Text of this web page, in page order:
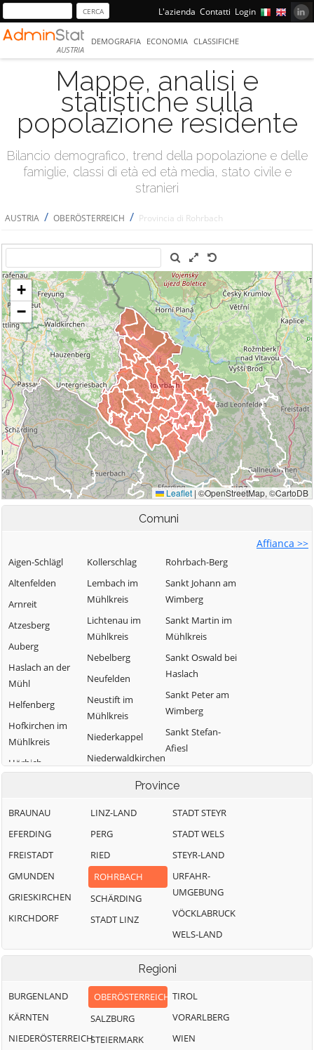
L'azienda Contatti Login
AUSTRIA
DEMOGRAFIA ECONOMIA CLASSIFICHE
Mappe, analisi e
statistiche sulla
popolazione residente
Bilancio demografico, trend della popolazione e delle
famiglie, classi di età ed età media, stato civile e
stranieri
AUSTRIA / OBERÖSTERREICH / Provincia di Rohrbach
Comuni
Affianca >>
Aigen-Schlägl
Altenfelden
Arnreit
Atzesberg
Auberg
Haslach an der
Mühl
Helfenberg
Hofkirchen im
Mühlkreis
Hörbich
Hochficht
Kleinzell im
Mühlkreis
Kollerschlag
Lembach im
Mühlkreis
Lichtenau im
Mühlkreis
Nebelberg
Neufelden
Neustift im
Mühlkreis
Niederkappel
Niederwaldkirchen
Oberkappel
Mühlviertel
Pfarrkirchen im
Mühlkreis
Putzleinsdorf
Rohrbach-Berg
Sankt Johann am
Wimberg
Sankt Martin im
Mühlkreis
Sankt Oswald bei
Haslach
Sankt Peter am
Wimberg
Sankt Stefan-
Afiesl
Sankt Ulrich im
Mühlkreis
Schwarzenberg
am Böhmerwald
Province
BRAUNAU
EFERDING
FREISTADT
GMUNDEN
GRIESKIRCHEN
KIRCHDORF
LINZ-LAND
PERG
RIED
ROHRBACH
SCHÄRDING
STADT LINZ
STADT STEYR
STADT WELS
STEYR-LAND
URFAHR-
UMGEBUNG
VÖCKLABRUCK
WELS-LAND
Regioni
BURGENLAND
KÄRNTEN
NIEDERÖSTERREICH
OBERÖSTERREICH
SALZBURG
STEIERMARK
TIROL
VORARLBERG
WIEN